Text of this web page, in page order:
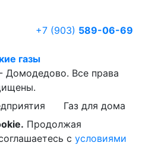
+7 (903) 589-06-69
газы
Все права
Газ для дома
Продолжая
с условиями